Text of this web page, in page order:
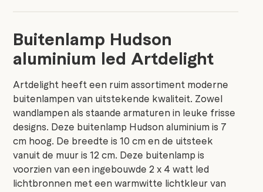
Buitenlamp Hudson
aluminium led Artdelight
Artdelight heeft een ruim assortiment moderne
buitenlampen van uitstekende kwaliteit. Zowel
wandlampen als staande armaturen in leuke frisse
designs. Deze buitenlamp Hudson aluminium is 7
cm hoog. De breedte is 10 cm en de uitsteek
vanuit de muur is 12 cm. Deze buitenlamp is
voorzien van een ingebouwde 2 x 4 watt led
lichtbronnen met een warmwitte lichtkleur van